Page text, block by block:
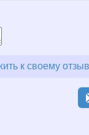
к своему